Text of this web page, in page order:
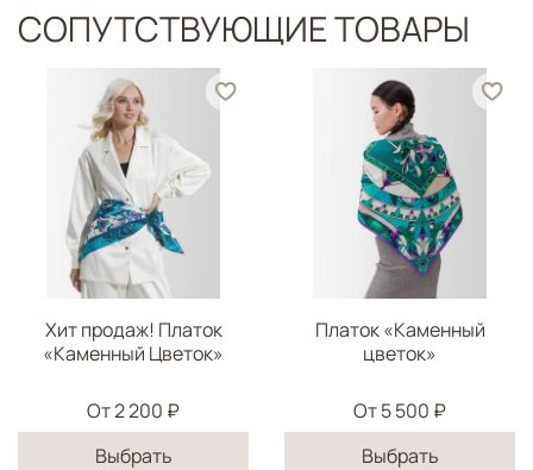
малахита – символа Хозяйки горы и Урала в целом.
Состав: хлопок, полиэстр
Размер 40*30 см
СОПУТСТВУЮЩИЕ ТОВАРЫ
Хит продаж! Платок
«Каменный Цветок»
От2 200 ₽
Выбрать
Платок «Каменный
цветок»
От5 500 ₽
Выбрать